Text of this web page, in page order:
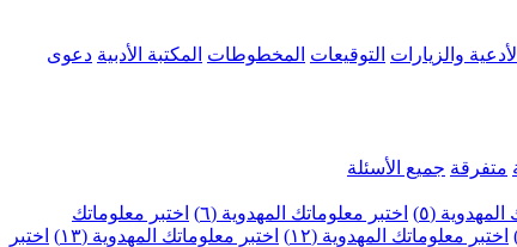
الأدعية والزيارات التوقيعات المخطوطات المكتبة الأدبية دعوى
متفرقة جميع الأسئلة
(٥) اختبر معلوماتك المهدوية (٦)
اختبر معلوماتك
اختبر معلوماتك المهدوية (١٢) اختبر معلوماتك المهدوية (١٣)
اختبر